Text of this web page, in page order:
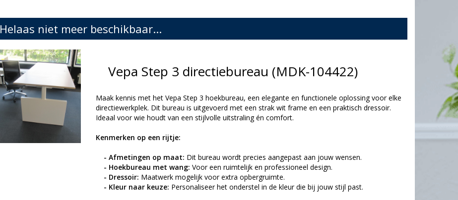
Helaas niet meer beschikbaar...
Vepa Step 3 directiebureau (MDK-104422)
Maak kennis met het Vepa Step 3 hoekbureau, een elegante en functionele oplossing voor elke
directiewerkplek. Dit bureau is uitgevoerd met een strak wit frame en een praktisch dressoir.
Ideaal voor wie houdt van een stijlvolle uitstraling én comfort.
Kenmerken op een rijtje:
- Afmetingen op maat: Dit bureau wordt precies aangepast aan jouw wensen.
- Hoekbureau met wang: Voor een ruimtelijk en professioneel design.
- Dressoir: Maatwerk mogelijk voor extra opbergruimte.
- Kleur naar keuze: Personaliseer het onderstel in de kleur die bij jouw stijl past.